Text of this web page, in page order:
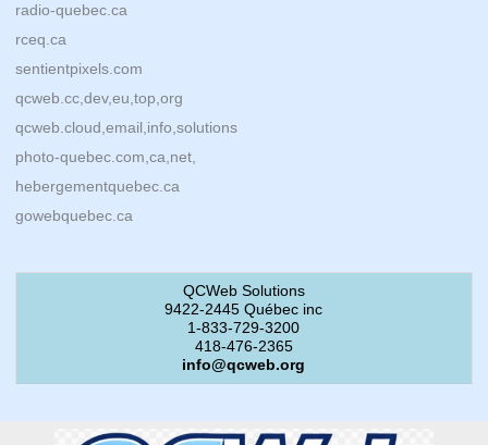
radio-quebec.ca
rceq.ca
sentientpixels.com
qcweb.cc,dev,eu,top,org
qcweb.cloud,email,info,solutions
photo-quebec.com,ca,net,
hebergementquebec.ca
gowebquebec.ca
QCWeb Solutions
9422-2445 Québec inc
1-833-729-3200
418-476-2365
info@qcweb.org